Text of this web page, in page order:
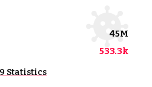
45M
533.3k
Statistics